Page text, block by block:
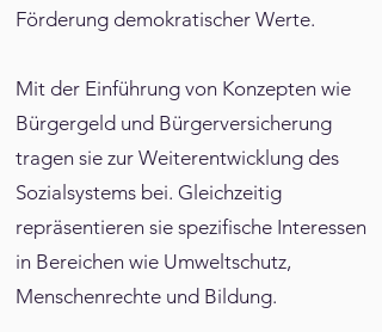
Förderung demokratischer Werte.
Mit der Einführung von Konzepten wie
Bürgergeld und Bürgerversicherung
tragen sie zur Weiterentwicklung des
Sozialsystems bei. Gleichzeitig
repräsentieren sie spezifische Interessen
in Bereichen wie Umweltschutz,
Menschenrechte und Bildung.